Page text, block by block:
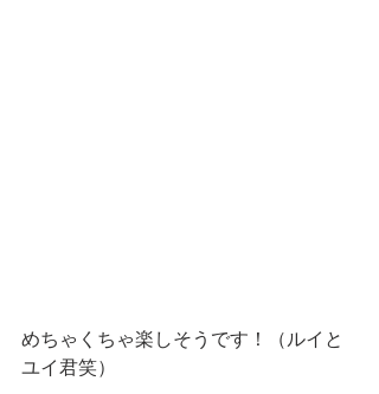
めちゃくちゃ楽しそうです！（ルイと
ユイ君笑）